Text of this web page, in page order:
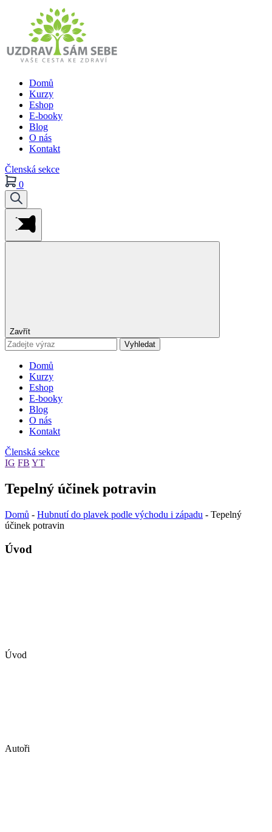
Domů
Kurzy
Eshop
E-booky
Blog
O nás
Kontakt
Členská sekce
0
Zavřít
Vyhledat
Domů
Kurzy
Eshop
E-booky
Blog
O nás
Kontakt
Členská sekce
IG FB YT
Tepelný účinek potravin
Domů - Hubnutí do plavek podle východu i západu - Tepelný
účinek potravin
Úvod
Úvod
Autoři